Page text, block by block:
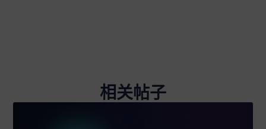
相关帖子